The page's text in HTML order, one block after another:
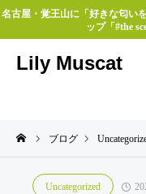
名古屋・覚王山に「好きな匂い
ップ「#the
Lily Muscat
ブログ
Uncategorized